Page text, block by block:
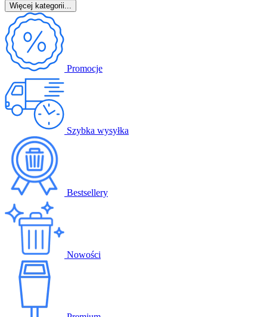
Więcej kategorii...
Promocje
Szybka wysyłka
Bestsellery
Nowości